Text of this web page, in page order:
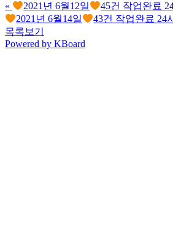
« 2021년 6월12일
45건 작업완료
2021년 6월14일
43건 작업완료 24
목록보기
Powered by KBoard